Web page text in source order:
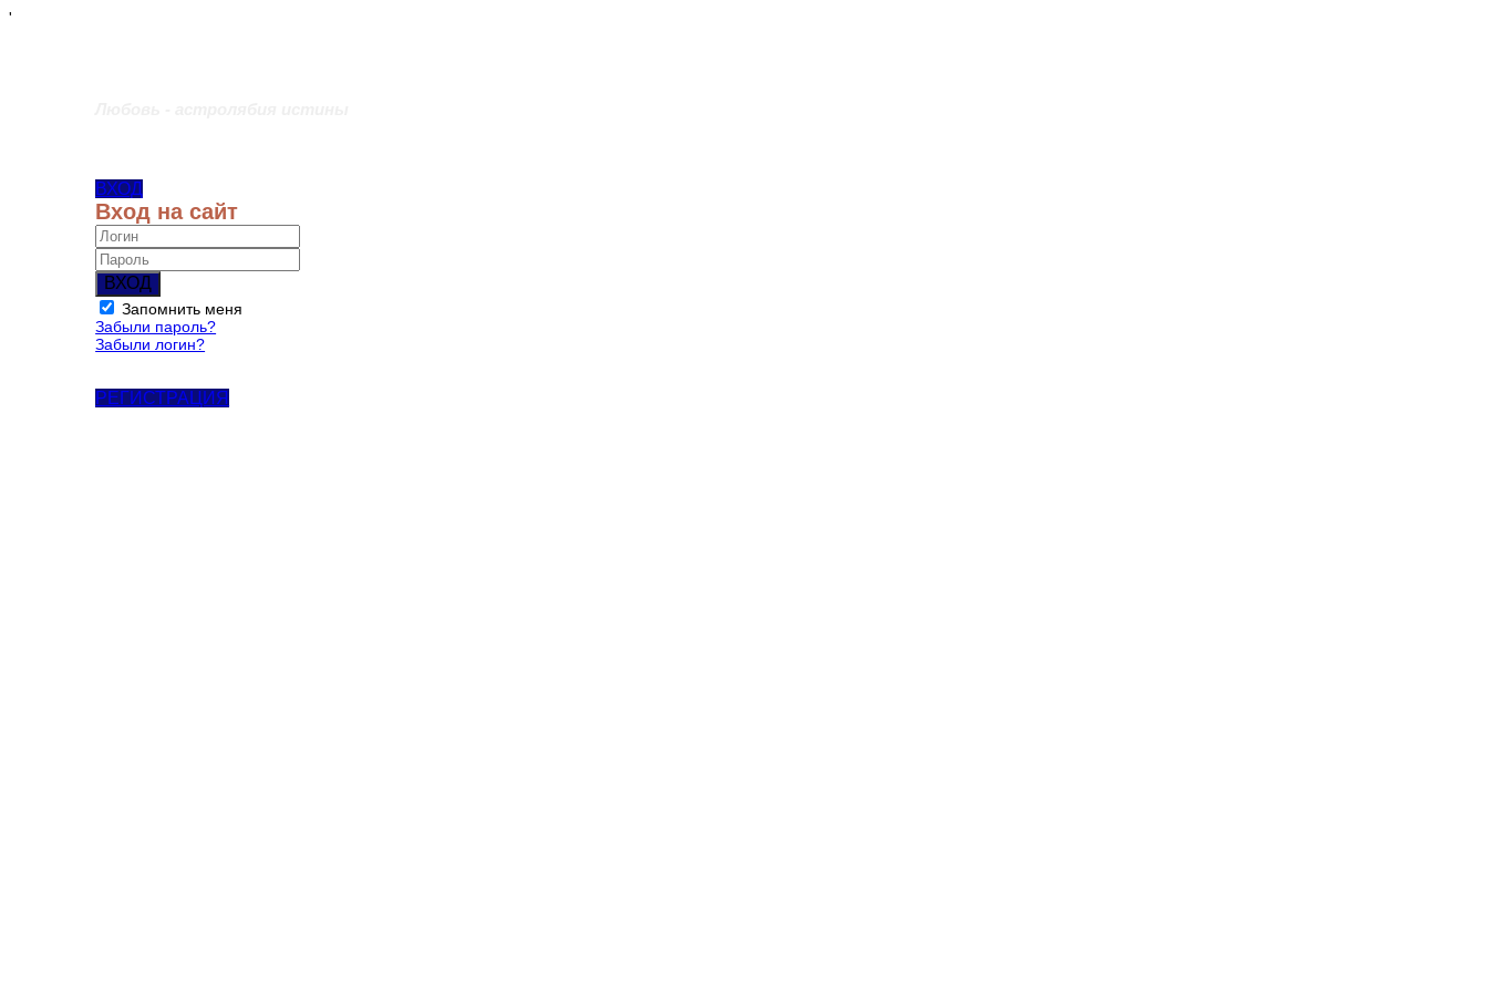
'
ВХОД
Вход на сайт
ВХОД
Запомнить меня
Забыли пароль?
Забыли логин?
РЕГИСТРАЦИЯ